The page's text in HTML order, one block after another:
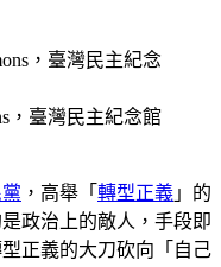
，臺灣民主紀念館
，高舉「 轉型正義 」的
政治上的敵人，手段即
正義的大刀砍向「自己